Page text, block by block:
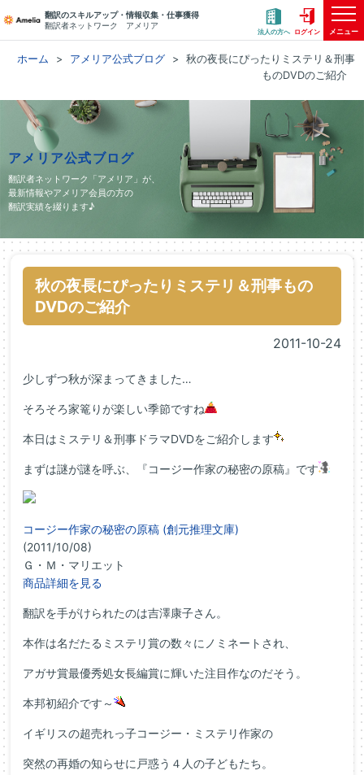
翻訳のスキルアップ・情報収集・仕事獲得
翻訳者ネットワーク アメリア
法人の方へ ログイン メニュー
ホーム アメリア公式ブログ
秋の夜長にぴったりミステリ＆刑事
ものDVDのご紹介
アメリア公式ブログ
翻訳者ネットワーク「アメリア」が、
最新情報やアメリア会員の方の
翻訳実績を綴ります♪
秋の夜長にぴったりミステリ＆刑事もの
DVDのご紹介
2011-10-24
少しずつ秋が深まってきました…
そろそろ家篭りが楽しい季節ですね
本日はミステリ＆刑事ドラマDVDをご紹介します
まずは謎が謎を呼ぶ、『コージー作家の秘密の原稿』です
コージー作家の秘密の原稿 (創元推理文庫)
(2011/10/08)
Ｇ・Ｍ・マリエット
商品詳細を見る
翻訳を手がけられたのは吉澤康子さん。
本作は名だたるミステリ賞の数々にノミネートされ、
アガサ賞最優秀処女長編賞に輝いた注目作なのだそう。
本邦初紹介です～
イギリスの超売れっ子コージー・ミステリ作家の
突然の再婚の知らせに戸惑う４人の子どもたち。